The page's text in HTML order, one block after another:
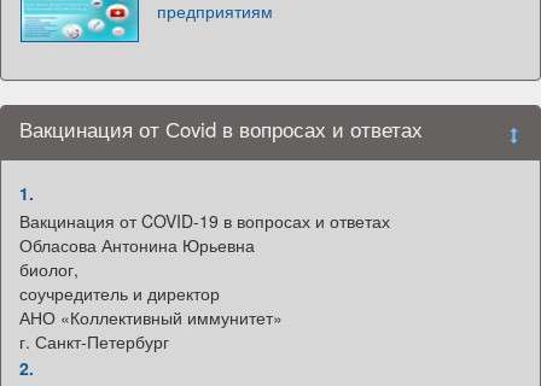
предприятиям
Вакцинация от Сovid в вопросах и ответах
1.
Вакцинация от COVID-19 в вопросах и ответах
Обласова Антонина Юрьевна
биолог,
соучредитель и директор
АНО «Коллективный иммунитет»
г. Санкт-Петербург
2.